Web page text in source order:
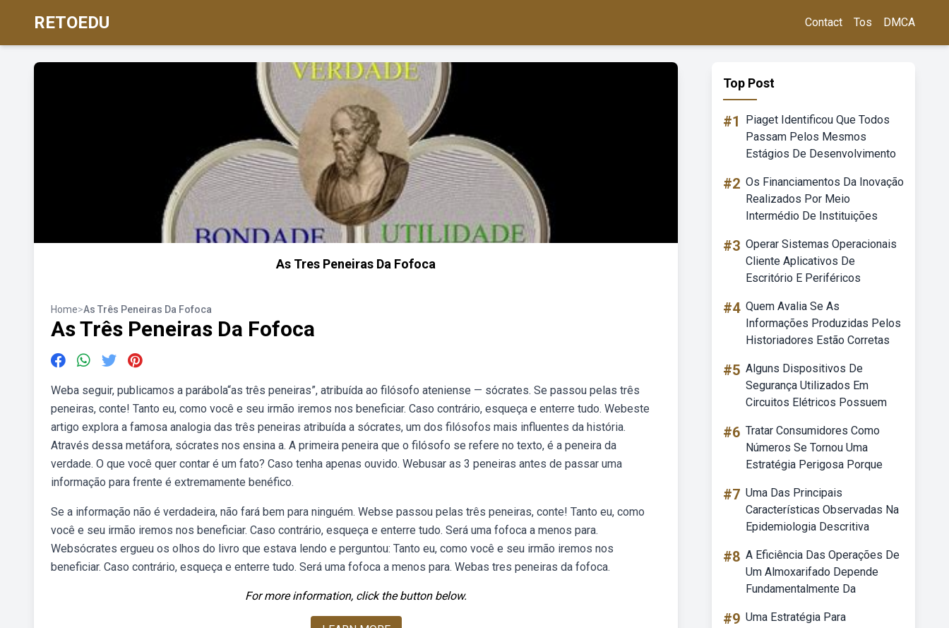
RETOEDU Contact Tos DMCA
As Tres Peneiras Da Fofoca
Home>As Três Peneiras Da Fofoca
As Três Peneiras Da Fofoca
Weba seguir, publicamos a parábola“as três peneiras”, atribuída ao filósofo ateniense — sócrates. Se passou pelas três
peneiras, conte! Tanto eu, como você e seu irmão iremos nos beneficiar. Caso contrário, esqueça e enterre tudo. Webeste
artigo explora a famosa analogia das três peneiras atribuída a sócrates, um dos filósofos mais influentes da história.
Através dessa metáfora, sócrates nos ensina a. A primeira peneira que o filósofo se refere no texto, é a peneira da
verdade. O que você quer contar é um fato? Caso tenha apenas ouvido. Webusar as 3 peneiras antes de passar uma
informação para frente é extremamente benéfico.
Se a informação não é verdadeira, não fará bem para ninguém. Webse passou pelas três peneiras, conte! Tanto eu, como
você e seu irmão iremos nos beneficiar. Caso contrário, esqueça e enterre tudo. Será uma fofoca a menos para.
Websócrates ergueu os olhos do livro que estava lendo e perguntou: Tanto eu, como você e seu irmão iremos nos
beneficiar. Caso contrário, esqueça e enterre tudo. Será uma fofoca a menos para. Webas tres peneiras da fofoca.
For more information, click the button below.
Top Post
#1
Piaget Identificou Que Todos
Passam Pelos Mesmos
Estágios De Desenvolvimento
#2 Os Financiamentos Da Inovação
Realizados Por Meio
Intermédio De Instituições
#3 Operar Sistemas Operacionais
Cliente Aplicativos De
Escritório E Periféricos
#4 Quem Avalia Se As
Informações Produzidas Pelos
Historiadores Estão Corretas
#5 Alguns Dispositivos De
Segurança Utilizados Em
Circuitos Elétricos Possuem
#6 Tratar Consumidores Como
Números Se Tornou Uma
Estratégia Perigosa Porque
#7 Uma Das Principais
Características Observadas Na
Epidemiologia Descritiva
#8 A Eficiência Das Operações De
Um Almoxarifado Depende
Fundamentalmente Da
#9 Uma Estratégia Para